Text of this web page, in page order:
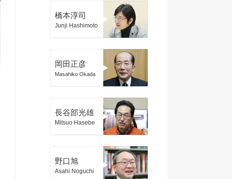
橋本淳司
Junji Hashimoto
岡田正彦
Masahiko Okada
長谷部光雄
Mitsuo Hasebe
野口旭
Asahi Noguchi